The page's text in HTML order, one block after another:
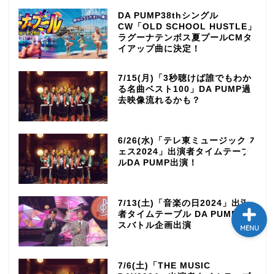
DA PUMP38thシングル
CW「OLD SCHOOL HUSTLE」
ラグーナテンボス夏プールCMタ
イアップ曲に決定！
7/15(月)「3秒聴けば誰でもわか
る名曲ベスト100」DA PUMP過
去映像流れるかも？
6/26(水)「テレ東ミュージックフ
ェス2024」出演者タイムテーブ
ルDA PUMP出演！
7/13(土)「音楽の日2024」出演
者タイムテーブル DA PUMPダン
スバトル企画出演
7/6(土)「THE MUSIC
MENU
テレビ
ラジオ
メゾン・ド・ミュージック
～DA PUMP YORIの晴れ
ライブ・イベント